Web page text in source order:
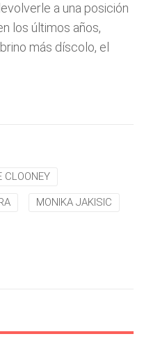
a una posición
los últimos años,
más díscolo, el
CLOONEY
MONIKA JAKISIC